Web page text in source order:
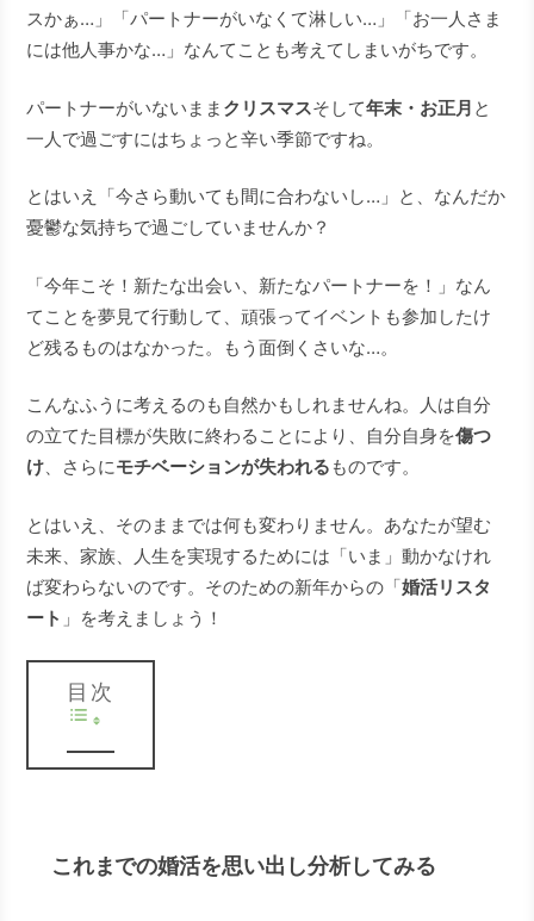
スかぁ…」「パートナーがいなくて淋しい…」「お一人さま
には他人事かな…」なんてことも考えてしまいがちです。
パートナーがいないまま クリスマスそして年末・お正月 と
一人で過ごすにはちょっと辛い季節ですね。
とはいえ「今さら動いても間に合わないし…」と、なんだか
憂鬱な気持ちで過ごしていませんか？
「今年こそ！新たな出会い、新たなパートナーを！」なん
てことを夢見て行動して、頑張ってイベントも参加したけ
ど残るものはなかった。もう面倒くさいな…。
こんなふうに考えるのも自然かもしれませんね。人は自分
の立てた目標が失敗に終わることにより、自分自身を傷つ
け、さらにモチベーションが失われる ものです。
とはいえ、そのままでは何も変わりません。あなたが望む
未来、家族、人生を実現するためには「いま」動かなけれ
ば変わらないのです。そのための新年からの「婚活リスタ
ート 」を考えましょう！
目次
これまでの婚活を思い出し分析してみる